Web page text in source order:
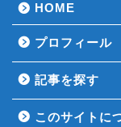
HOME
プロフィール
記事を探す
このサイトに